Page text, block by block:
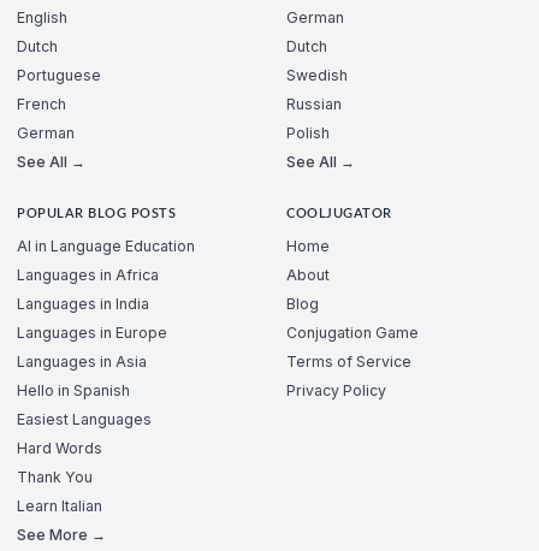
English
Dutch
Portuguese
French
German
See All →
German
Dutch
Swedish
Russian
Polish
See All →
POPULAR BLOG POSTS
AI in Language Education
Languages in Africa
Languages in India
Languages in Europe
Languages in Asia
Hello in Spanish
Easiest Languages
Hard Words
Thank You
Learn Italian
See More →
COOLJUGATOR
Home
About
Blog
Conjugation Game
Terms of Service
Privacy Policy